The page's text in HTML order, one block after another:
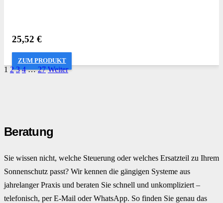
25,52 €
ZUM PRODUKT
1 2 3 4 … 27 Weiter
Beratung
Sie wissen nicht, welche Steuerung oder welches Ersatzteil zu Ihrem
Sonnenschutz passt? Wir kennen die gängigen Systeme aus
jahrelanger Praxis und beraten Sie schnell und unkompliziert –
telefonisch, per E-Mail oder WhatsApp. So finden Sie genau das